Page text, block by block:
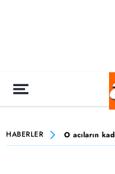
HABERLER O acıların